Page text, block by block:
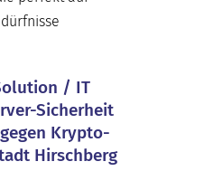
/ IT
Sicherheit
Krypto-
Hirschberg